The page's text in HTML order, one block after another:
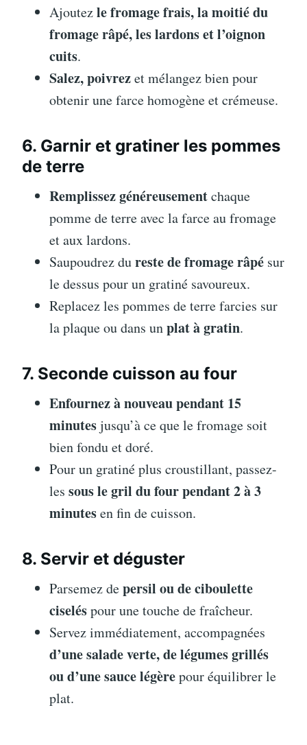
Ajoutezle fromage frais, la moitié du
fromage râpé, les lardons et l’oignon
cuits.
Salez, poivrezet mélangez bien pour
obtenir une farce homogène et crémeuse.
6. Garnir et gratiner les pommes
de terre
Remplissez généreusementchaque
pomme de terre avec la farce au fromage
et aux lardons.
Saupoudrez dureste de fromage râpé sur
le dessus pour un gratiné savoureux.
Replacez les pommes de terre farcies sur
la plaque ou dans unplat à gratin.
7. Seconde cuisson au four
Enfournez à nouveau pendant 15
minutesjusqu’à ce que le fromage soit
bien fondu et doré.
Pour un gratiné plus croustillant, passez-
les sous le gril du four pendant 2 à 3
minutesen fin de cuisson.
8. Servir et déguster
Parsemez depersil ou de ciboulette
ciseléspour une touche de fraîcheur.
Servez immédiatement, accompagnées
d’une salade verte, de légumes grillés
ou d’une sauce légèrepour équilibrer le
plat.